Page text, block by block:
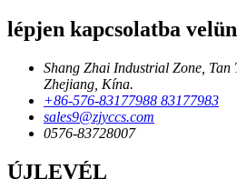
lépjen kapcsolatba
Shang Zhai Industrial Zone, Tan
Zhejiang, Kína.
+86-576-83177988 83177983
sales9@zjyccs.com
0576-83728007
ÚJLEVÉL